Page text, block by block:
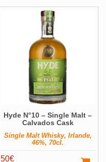
Hyde N°10 – Single Malt –
Calvados Cask
Single Malt Whisky, Irlande,
46%, 70cl.
50€